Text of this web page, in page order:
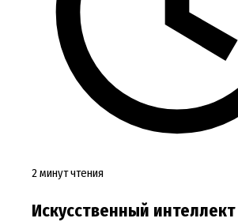
2 минут чтения
Искусственный интеллект